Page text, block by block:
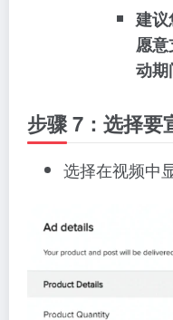
建
愿意
动期
步骤 7：选择要
选择在视频中